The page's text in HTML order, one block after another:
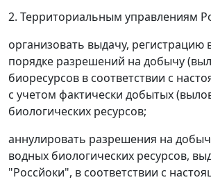
2. Территориальным управлениям
организовать выдачу, регистрацию
порядке разрешений на добычу
биоресурсов в соответствии с
с учетом фактически добытых
биологических ресурсов;
аннулировать разрешения на
водных биологических ресурсов,
"Россйоки", в соответствии с